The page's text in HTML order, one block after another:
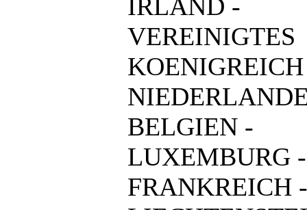
IRLAND -
VEREINIGTES
BELGIEN -
LUXEMBURG -
FRANKREICH -